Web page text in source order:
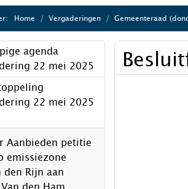
Home Vergaderingen Gemeenteraad
agenda
22 mei 2025
22 mei 2025
Aanbieden petitie
emissiezone
Rijn aan